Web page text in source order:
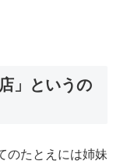
」というの
のたとえには姉妹